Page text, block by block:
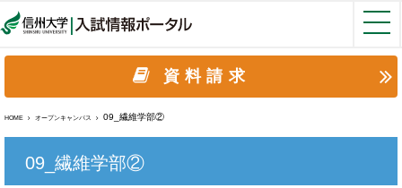
資料請求
HOME オープンキャンパス 09_繊維学部②
09_繊維学部②